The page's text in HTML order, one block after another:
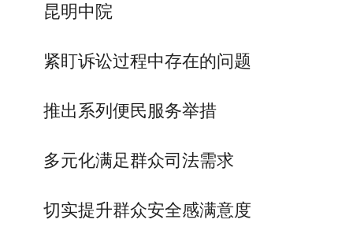
昆明中院
紧盯诉讼过程中存在的问题
推出系列便民服务举措
多元化满足群众司法需求
切实提升群众安全感满意度